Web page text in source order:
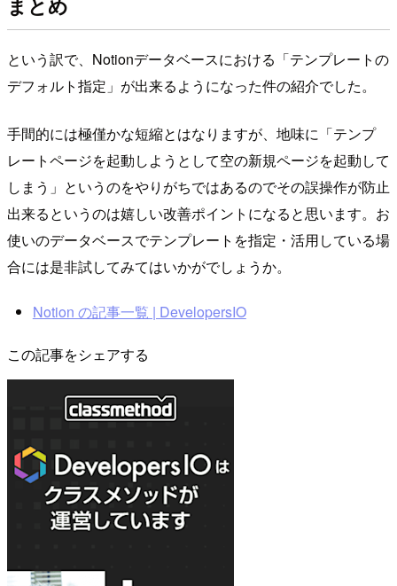
という訳で、Notionデータベースにおける「テンプレートの
デフォルト指定」が出来るようになった件の紹介でした。
手間的には極僅かな短縮とはなりますが、地味に「テンプ
レートページを起動しようとして空の新規ページを起動して
しまう」というのをやりがちではあるのでその誤操作が防止
出来るというのは嬉しい改善ポイントになると思います。お
使いのデータベースでテンプレートを指定・活用している場
合には是非試してみてはいかがでしょうか。
Notion の記事一覧 | DevelopersIO
この記事をシェアする